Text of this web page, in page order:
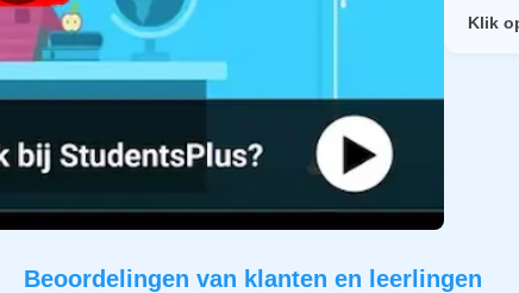
Klik
Beoordelingen van klanten en leerlingen